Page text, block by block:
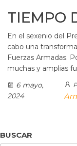
TIEMPO
En el sexenio del
cabo una
Fuerzas Armadas.
muchas y amplias
6 mayo,
2024
BUSCAR